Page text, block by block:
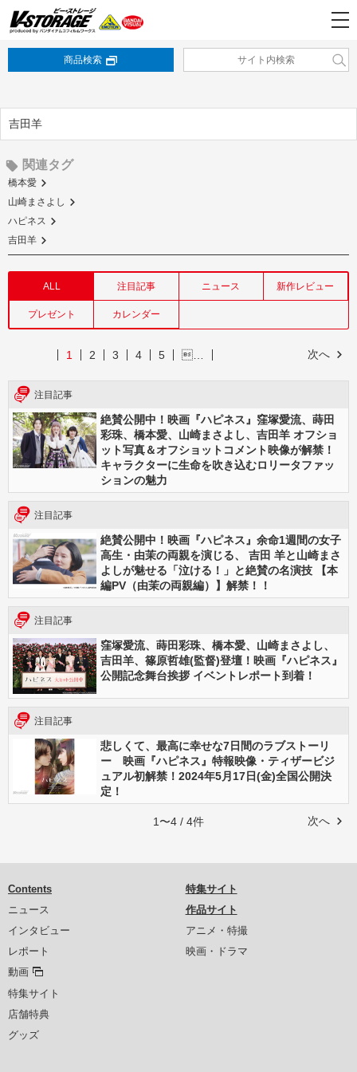
商品検索
吉田羊
関連タグ
橋本愛
山崎まさよし
ハピネス
吉田羊
ALL 注目記事 ニュース 新作レビュー
プレゼント カレンダー
次へ
1 2 3 4 5 …
注目記事
絶賛公開中！映画『ハピネス』窪塚愛流、蒔田
彩珠、橋本愛、山崎まさよし、吉田羊 オフショ
ット写真＆オフショットコメント映像が解禁！
キャラクターに生命を吹き込むロリータファッ
ションの魅力
注目記事
絶賛公開中！映画『ハピネス』余命1週間の女子
高生・由茉の両親を演じる、 吉田 羊と山崎まさ
よしが魅せる「泣ける！」と絶賛の名演技 【本
編PV（由茉の両親編）】解禁！！
注目記事
窪塚愛流、蒔田彩珠、橋本愛、山崎まさよし、
吉田羊、篠原哲雄(監督)登壇！映画『ハピネス』
公開記念舞台挨拶 イベントレポート到着！
注目記事
悲しくて、最高に幸せな7日間のラブストーリ
ー 映画『ハピネス』特報映像・ティザービジ
ュアル初解禁！2024年5月17日(金)全国公開決
定！
次へ
1〜4 / 4件
Contents
ニュース
インタビュー
レポート
動画
特集サイト
店舗特典
グッズ
特集サイト
作品サイト
アニメ・特撮
映画・ドラマ